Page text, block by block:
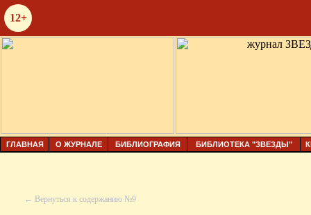
12+
ГЛАВНАЯ О ЖУРНАЛЕ БИБЛИОГРАФИЯ БИБЛИОТЕКА "ЗВЕЗДЫ"
← Вернуться к содержанию №9